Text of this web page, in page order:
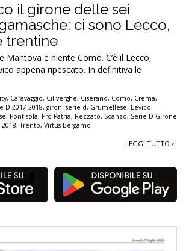
il girone delle sei
ci sono Lecco,
trentine
Mantova e niente Como. C’è il Lecco,
appena ripescato. In definitiva le
, Caravaggio, Ciliverghe, Ciserano, Como, Crema,
D 2017 2018, gironi serie d, Grumellese, Levico,
, Pontisola, Pro Patria, Rezzato, Scanzo, Serie D Girone
,Trento, Virtus Bergamo
LEGGI TUTTO